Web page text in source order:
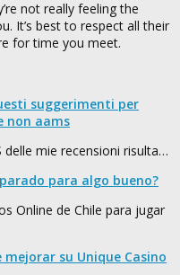
not really feeling the
It’s best to respect all their
for time you meet.
suggerimenti per
non aams
delle mie recensioni risulta…
para algo bueno?
Online de Chile para jugar
su Unique Casino